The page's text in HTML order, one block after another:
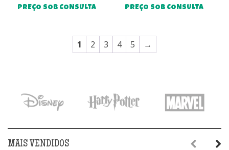
PREÇO SOB CONSULTA PREÇO SOB CONSULTA
1 2 3 4 5 →
MAIS VENDIDOS